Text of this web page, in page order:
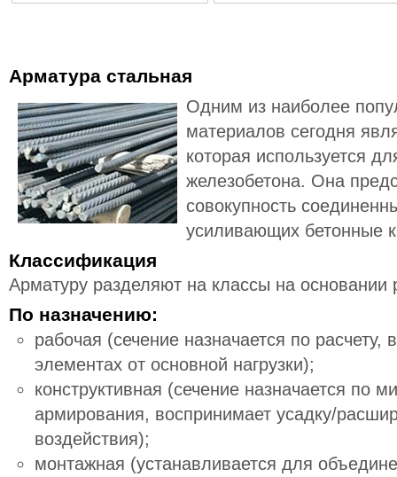
Арматура стальная
Одним из наиболее
материалов сегодня
которая используется
железобетона. Она
совокупность
усиливающих бетонные
Классификация
Арматуру разделяют на классы на основании
По назначению:
рабочая (сечение назначается по расчету,
элементах от основной нагрузки);
конструктивная (сечение назначается по
армирования, воспринимает усадку/
воздействия);
монтажная (устанавливается для